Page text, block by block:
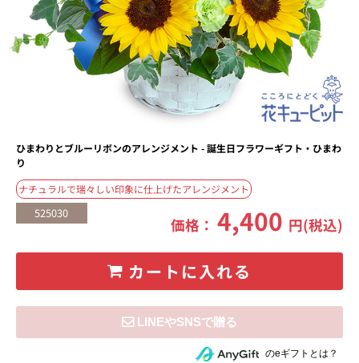
ひまわりとブルーリボンのアレンジメント - 誕生日フラワーギフト・ひまわ
り
ナチュラルで瑞々しい印象に仕上げたアレンジメント
525030
価格：4,400 円(税込)
カートに入れる
住所を知らない相手にeギフトで贈るのeギフトとは？